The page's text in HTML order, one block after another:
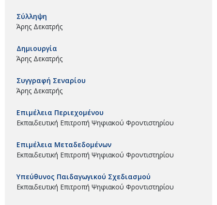
Σύλληψη
Άρης Δεκατρής
Δημιουργία
Άρης Δεκατρής
Συγγραφή Σεναρίου
Άρης Δεκατρής
Επιμέλεια Περιεχομένου
Εκπαιδευτική Επιτροπή Ψηφιακού Φροντιστηρίου
Επιμέλεια Μεταδεδομένων
Εκπαιδευτική Επιτροπή Ψηφιακού Φροντιστηρίου
Υπεύθυνος Παιδαγωγικού Σχεδιασμού
Εκπαιδευτική Επιτροπή Ψηφιακού Φροντιστηρίου